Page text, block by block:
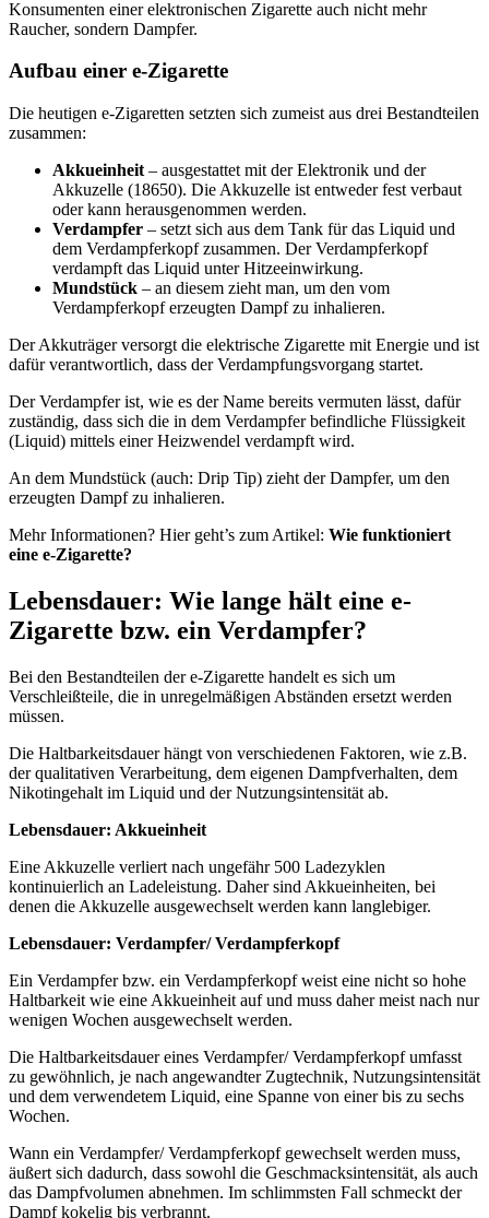
Konsumenten einer elektronischen Zigarette auch nicht mehr
Raucher, sondern Dampfer.
Aufbau einer e-Zigarette
Die heutigen e-Zigaretten setzten sich zumeist aus drei Bestandteilen
zusammen:
Akkueinheit – ausgestattet mit der Elektronik und der
Akkuzelle (18650). Die Akkuzelle ist entweder fest verbaut
oder kann herausgenommen werden.
Verdampfer – setzt sich aus dem Tank für das Liquid und
dem Verdampferkopf zusammen. Der Verdampferkopf
verdampft das Liquid unter Hitzeeinwirkung.
Mundstück – an diesem zieht man, um den vom
Verdampferkopf erzeugten Dampf zu inhalieren.
Der Akkuträger versorgt die elektrische Zigarette mit Energie und ist
dafür verantwortlich, dass der Verdampfungsvorgang startet.
Der Verdampfer ist, wie es der Name bereits vermuten lässt, dafür
zuständig, dass sich die in dem Verdampfer befindliche Flüssigkeit
(Liquid) mittels einer Heizwendel verdampft wird.
An dem Mundstück (auch: Drip Tip) zieht der Dampfer, um den
erzeugten Dampf zu inhalieren.
Mehr Informationen? Hier geht’s zum Artikel: Wie funktioniert
eine e-Zigarette?
Lebensdauer: Wie lange hält eine e-
Zigarette bzw. ein Verdampfer?
Bei den Bestandteilen der e-Zigarette handelt es sich um
Verschleißteile, die in unregelmäßigen Abständen ersetzt werden
müssen.
Die Haltbarkeitsdauer hängt von verschiedenen Faktoren, wie z.B.
der qualitativen Verarbeitung, dem eigenen Dampfverhalten, dem
Nikotingehalt im Liquid und der Nutzungsintensität ab.
Lebensdauer: Akkueinheit
Eine Akkuzelle verliert nach ungefähr 500 Ladezyklen
kontinuierlich an Ladeleistung. Daher sind Akkueinheiten, bei
denen die Akkuzelle ausgewechselt werden kann langlebiger.
Lebensdauer: Verdampfer/ Verdampferkopf
Ein Verdampfer bzw. ein Verdampferkopf weist eine nicht so hohe
Haltbarkeit wie eine Akkueinheit auf und muss daher meist nach nur
wenigen Wochen ausgewechselt werden.
Die Haltbarkeitsdauer eines Verdampfer/ Verdampferkopf umfasst
zu gewöhnlich, je nach angewandter Zugtechnik, Nutzungsintensität
und dem verwendetem Liquid, eine Spanne von einer bis zu sechs
Wochen.
Wann ein Verdampfer/ Verdampferkopf gewechselt werden muss,
äußert sich dadurch, dass sowohl die Geschmacksintensität, als auch
das Dampfvolumen abnehmen. Im schlimmsten Fall schmeckt der
Dampf kokelig bis verbrannt.